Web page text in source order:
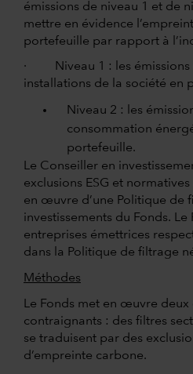
émissions de niveau 1 et de
mettre en évidence
portefeuille par rapport à
· Niveau 1 : les émissions
installations de la société en
Niveau 2 : les
consommation
portefeuille.
Le Conseiller en
exclusions ESG et normatives
en œuvre d’une Politique de
investissements du Fonds.
entreprises émettrices
dans la Politique de filtrage
Méthodes
Le Fonds met en œuvre deux
contraignants : des filtres
se traduisent par des
d’empreinte carbone.